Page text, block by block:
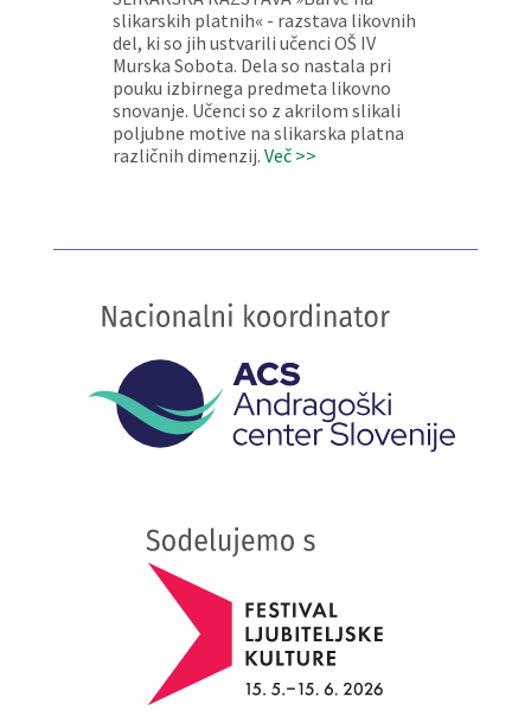
slikarskih platnih« - razstava likovnih
del, ki so jih ustvarili učenci OŠ IV
Murska Sobota. Dela so nastala pri
pouku izbirnega predmeta likovno
snovanje. Učenci so z akrilom slikali
poljubne motive na slikarska platna
različnih dimenzij. Več >>